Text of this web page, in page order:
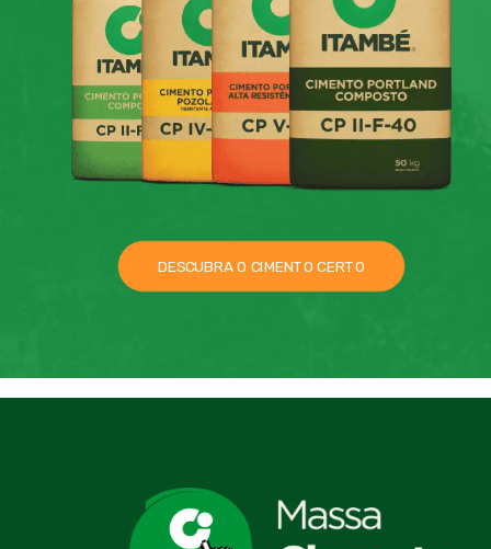
DESCUBRA O CIMENTO CERTO